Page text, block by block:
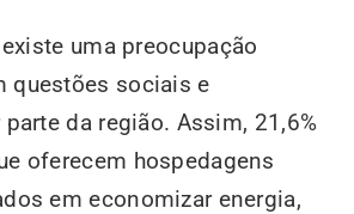
uma preocupação
questões sociais e
da região. Assim, 21,6%
oferecem hospedagens
em economizar energia,